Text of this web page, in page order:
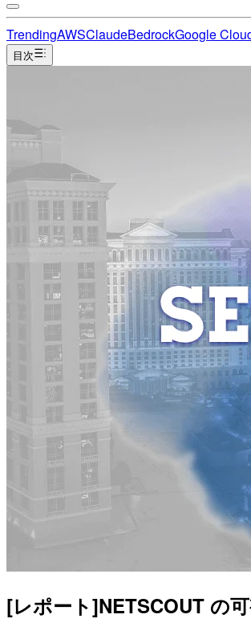
TrendingAWSClaudeBedrockGoogle
目次
[レポート]NETSCOUT の